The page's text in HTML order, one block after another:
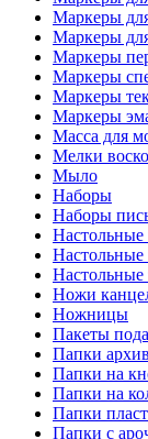
Маркеры
Маркеры
Маркеры
Маркеры
Маркеры
Маркеры
Масса для
Мелки
Мыло
Наборы
Наборы
Настольные
Настольные
Ножи
Ножницы
Пакеты
Папки
Папки на
Папки на
Папки
Папки с